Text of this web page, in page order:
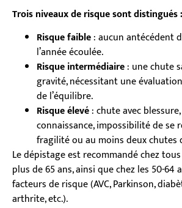
Trois niveaux de risque sont distingués :
Risque faible: aucun antécédent
l’année écoulée.
Risque intermédiaire: une chute
gravité, nécessitant une
de l’équilibre.
Risque élevé: chute avec
connaissance, impossibilité de se
fragilité ou au moins deux chutes
Le dépistage est recommandé chez
plus de 65 ans, ainsi que chez les 50-64
facteurs de risque (AVC, Parkinson,
arthrite, etc.).